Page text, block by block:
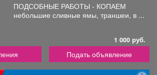
ПОДСОБНЫЕ РАБОТЫ - КОПАЕМ
небольшие сливные ямы, траншеи, в ...
1 000 руб.
Подать объявление